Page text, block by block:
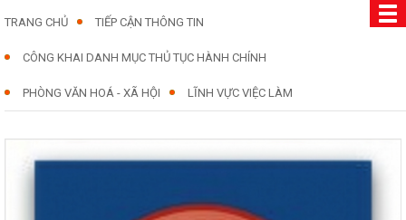
TRANG CHỦ TIẾP CẬN THÔNG TIN
CÔNG KHAI DANH MỤC THỦ TỤC HÀNH CHÍNH
PHÒNG VĂN HOÁ - XÃ HỘI LĨNH VỰC VIỆC LÀM